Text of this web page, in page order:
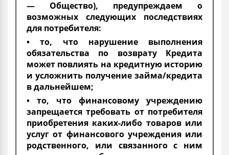
— Общество), предупреждаем о
возможных следующих последствиях
для потребителя:
• то, что нарушение выполнения
обязательства по возврату Кредита
может повлиять на кредитную историю
и усложнить получение займа/кредита
в дальнейшем;
• то, что финансовому учреждению
запрещается требовать от потребителя
приобретения каких-либо товаров или
услуг от финансового учреждения или
родственного, или связанного с ним